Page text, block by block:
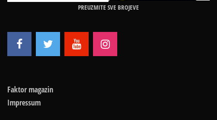
PREUZMITE SVE BROJEVE
Faktor magazin
Impressum